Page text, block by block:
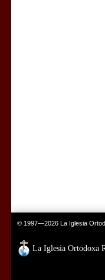
© 1997—2026 La Iglesia
La Iglesia Ortodoxa